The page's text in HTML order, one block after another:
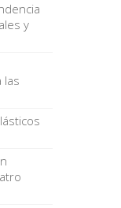
y
las